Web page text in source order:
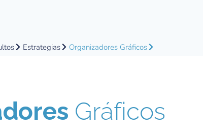
Estrategias Organizadores Gráficos
Gráficos